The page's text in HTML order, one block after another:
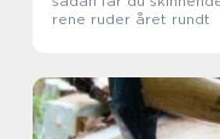
rene ruder året rundt